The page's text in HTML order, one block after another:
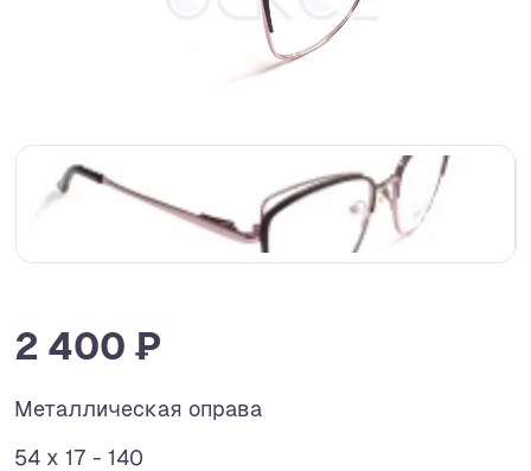
2 400 ₽
Металлическая оправа
54 x 17 - 140